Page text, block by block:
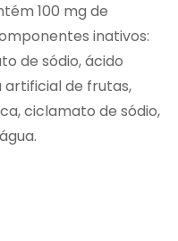
100 mg de
inativos:
de sódio, ácido
de frutas,
ciclamato de sódio,